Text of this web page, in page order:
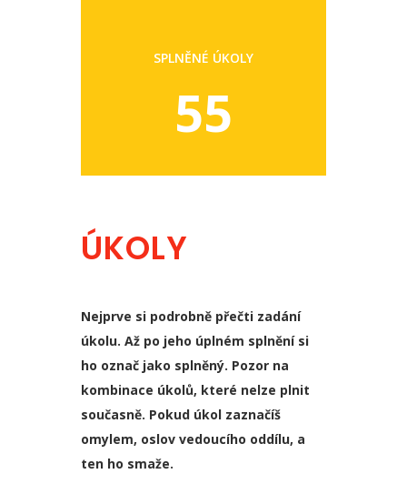
SPLNĚNÉ ÚKOLY
55
ÚKOLY
Nejprve si podrobně přečti zadání
úkolu. Až po jeho úplném splnění si
ho označ jako splněný. Pozor na
kombinace úkolů, které nelze plnit
současně. Pokud úkol zaznačíš
omylem, oslov vedoucího oddílu, a
ten ho smaže.